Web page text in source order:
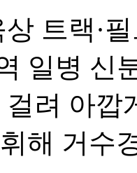
트랙·
일병 신
려 아깝
해 거수